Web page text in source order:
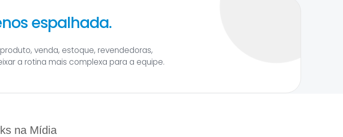
espalhada.
venda, estoque, revendedoras,
a rotina mais complexa para a equipe.
na Mídia